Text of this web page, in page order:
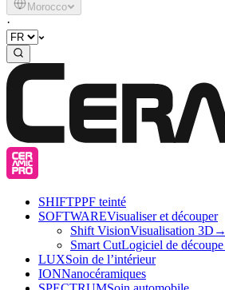
Morocco
·
SHIFTPPF teinté
SOFTWAREVisualiser et découper
Shift VisionVisualisation 3D →
Smart CutLogiciel de découpe
LUXSoin de l’intérieur
IONNanocéramiques